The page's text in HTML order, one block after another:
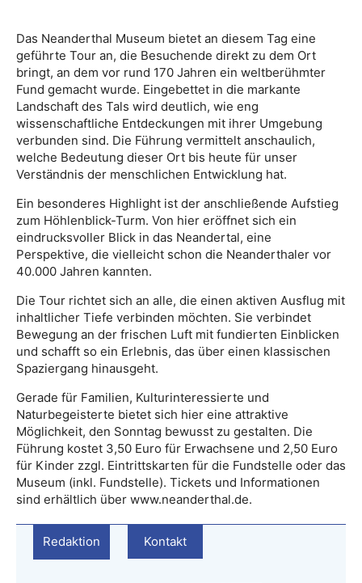
Das Neanderthal Museum bietet an diesem Tag eine
geführte Tour an, die Besuchende direkt zu dem Ort
bringt, an dem vor rund 170 Jahren ein weltberühmter
Fund gemacht wurde. Eingebettet in die markante
Landschaft des Tals wird deutlich, wie eng
wissenschaftliche Entdeckungen mit ihrer Umgebung
verbunden sind. Die Führung vermittelt anschaulich,
welche Bedeutung dieser Ort bis heute für unser
Verständnis der menschlichen Entwicklung hat.
Ein besonderes Highlight ist der anschließende Aufstieg
zum Höhlenblick-Turm. Von hier eröffnet sich ein
eindrucksvoller Blick in das Neandertal, eine
Perspektive, die vielleicht schon die Neanderthaler vor
40.000 Jahren kannten.
Die Tour richtet sich an alle, die einen aktiven Ausflug mit
inhaltlicher Tiefe verbinden möchten. Sie verbindet
Bewegung an der frischen Luft mit fundierten Einblicken
und schafft so ein Erlebnis, das über einen klassischen
Spaziergang hinausgeht.
Gerade für Familien, Kulturinteressierte und
Naturbegeisterte bietet sich hier eine attraktive
Möglichkeit, den Sonntag bewusst zu gestalten. Die
Führung kostet 3,50 Euro für Erwachsene und 2,50 Euro
für Kinder zzgl. Eintrittskarten für die Fundstelle oder das
Museum (inkl. Fundstelle). Tickets und Informationen
sind erhältlich über www.neanderthal.de.
Redaktion Kontakt